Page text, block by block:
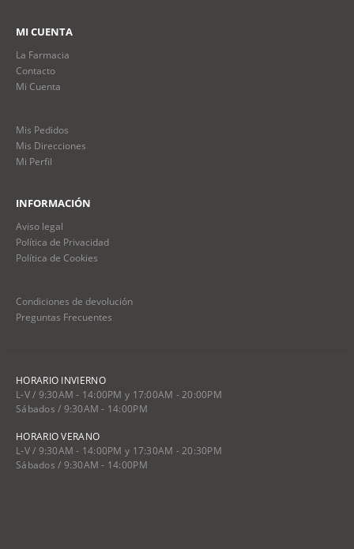
MI CUENTA
La Farmacia
Contacto
Mi Cuenta
Mis Pedidos
Mis Direcciones
Mi Perfil
INFORMACIÓN
Aviso legal
Política de Privacidad
Política de Cookies
Condiciones de devolución
Preguntas Frecuentes
HORARIO INVIERNO
L-V / 9:30AM - 14:00PM y 17:00AM - 20:00PM
Sábados / 9:30AM - 14:00PM
HORARIO VERANO
L-V / 9:30AM - 14:00PM y 17:30AM - 20:30PM
Sábados / 9:30AM - 14:00PM